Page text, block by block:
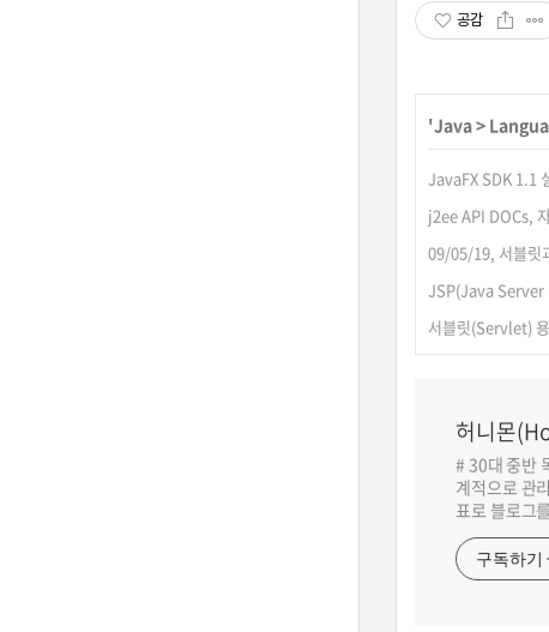
공감
'Java>
JavaFX SDK 1.1
j2ee API DOCs,
09/05/19, 서블릿
JSP(Java Server
서블릿(Servlet)
허니몬
# 30대 중반
계적으로 관
표로 블로그
구독하기